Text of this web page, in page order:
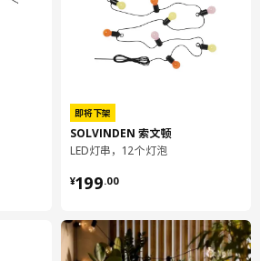
1.6 公升
0.37 公斤
即将下架
SOLVINDEN 索文顿
LED灯串，12个灯泡
¥199.00
¥ 199.00